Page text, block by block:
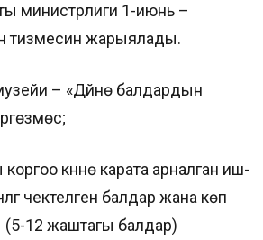
министрлиги 1-июнь –
тизмесин жарыялады.
– «Дүйнө балдардын
күнүнө карата арналган иш-
чектелген балдар жана көп
(5-12 жаштагы балдар)